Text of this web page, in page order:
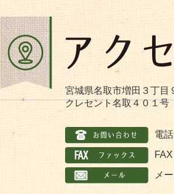
宮城県名取市増田３丁目
クレセント名取４０１号
電
メ